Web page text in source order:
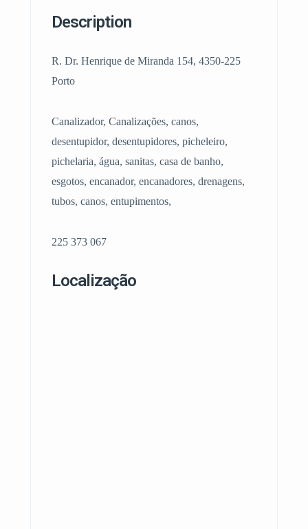
Description
R. Dr. Henrique de Miranda 154, 4350-225
Porto
Canalizador, Canalizações, canos,
desentupidor, desentupidores, picheleiro,
pichelaria, água, sanitas, casa de banho,
esgotos, encanador, encanadores, drenagens,
tubos, canos, entupimentos,
225 373 067
Localização